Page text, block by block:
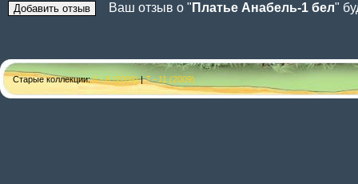
Ваш отзыв о " Платье Анабель-1 бел"
Старые коллекции:4 - 6 (2009)|7 - 11 (2009)